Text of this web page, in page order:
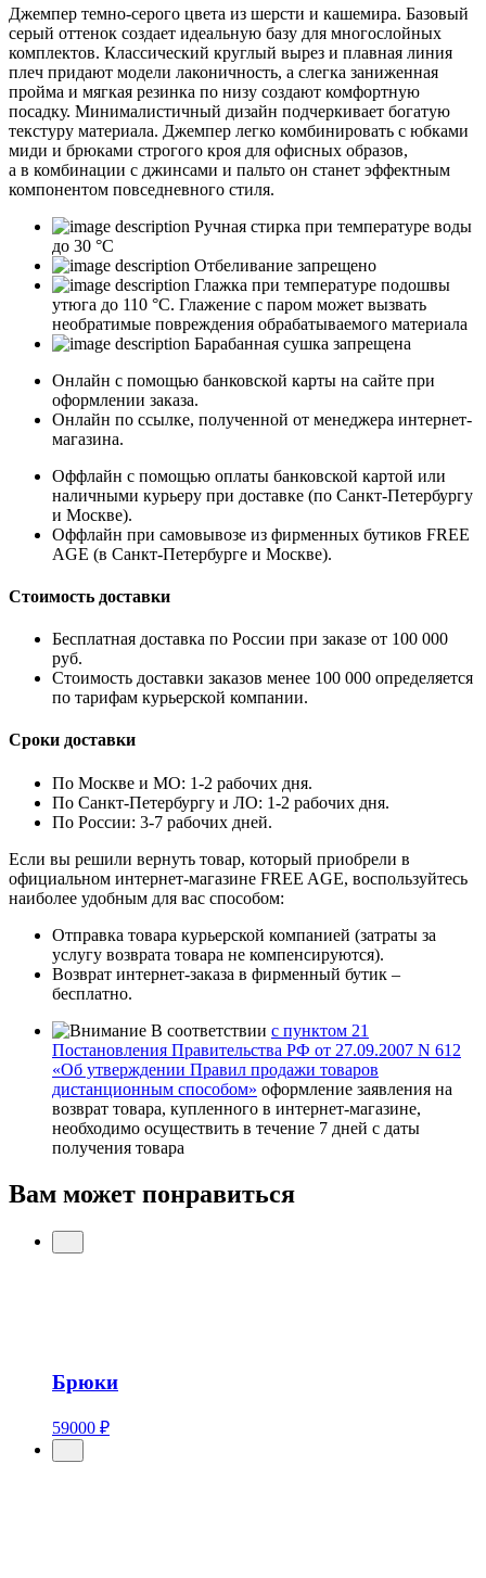
Джемпер темно-серого цвета из шерсти и кашемира. Базовый
серый оттенок создает идеальную базу для многослойных
комплектов. Классический круглый вырез и плавная линия
плеч придают модели лаконичность, а слегка заниженная
пройма и мягкая резинка по низу создают комфортную
посадку. Минималистичный дизайн подчеркивает богатую
текстуру материала. Джемпер легко комбинировать с юбками
миди и брюками строгого кроя для офисных образов,
а в комбинации с джинсами и пальто он станет эффектным
компонентом повседневного стиля.
Ручная стирка при температуре воды
до 30 °C
Отбеливание запрещено
Глажка при температуре подошвы
утюга до 110 °C. Глажение с паром может вызвать
необратимые повреждения обрабатываемого материала
Барабанная сушка запрещена
Онлайн с помощью банковской карты на сайте при
оформлении заказа.
Онлайн по ссылке, полученной от менеджера интернет-
магазина.
Оффлайн с помощью оплаты банковской картой или
наличными курьеру при доставке (по Санкт-Петербургу
и Москве).
Оффлайн при самовывозе из фирменных бутиков FREE
AGE (в Санкт-Петербурге и Москве).
Стоимость доставки
Бесплатная доставка по России при заказе от 100 000
руб.
Стоимость доставки заказов менее 100 000 определяется
по тарифам курьерской компании.
Сроки доставки
По Москве и МО: 1-2 рабочих дня.
По Санкт-Петербургу и ЛО: 1-2 рабочих дня.
По России: 3-7 рабочих дней.
Если вы решили вернуть товар, который приобрели в
официальном интернет-магазине FREE AGE, воспользуйтесь
наиболее удобным для вас способом:
Отправка товара курьерской компанией (затраты за
услугу возврата товара не компенсируются).
Возврат интернет-заказа в фирменный бутик –
бесплатно.
В соответствии с пунктом 21
Постановления Правительства РФ от 27.09.2007 N 612
«Об утверждении Правил продажи товаров
дистанционным способом» оформление заявления на
возврат товара, купленного в интернет-магазине,
необходимо осуществить в течение 7 дней с даты
получения товара
Вам может понравиться
Брюки
59000 ₽